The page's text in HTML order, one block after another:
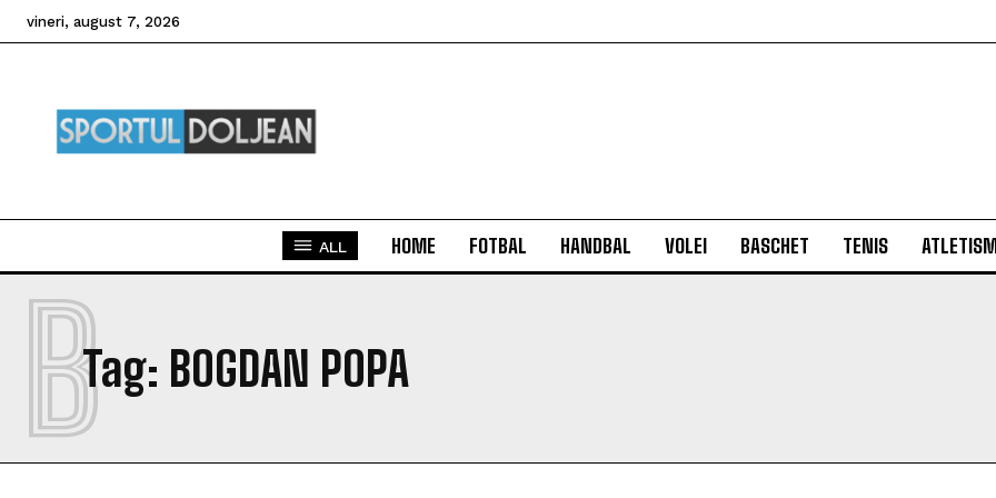
vineri, august 7, 2026
ALL HOME FOTBAL HANDBAL VOLEI BASCHET TENIS
Tag: BOGDAN POPA
B